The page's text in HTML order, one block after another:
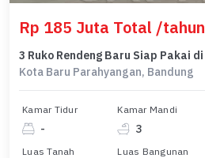
Rp 185 Juta Total /tahun
Kota Baru Parahyangan, Bandung
Kamar Tidur
-
Kamar Mandi
3
Luas Tanah Luas Bangunan